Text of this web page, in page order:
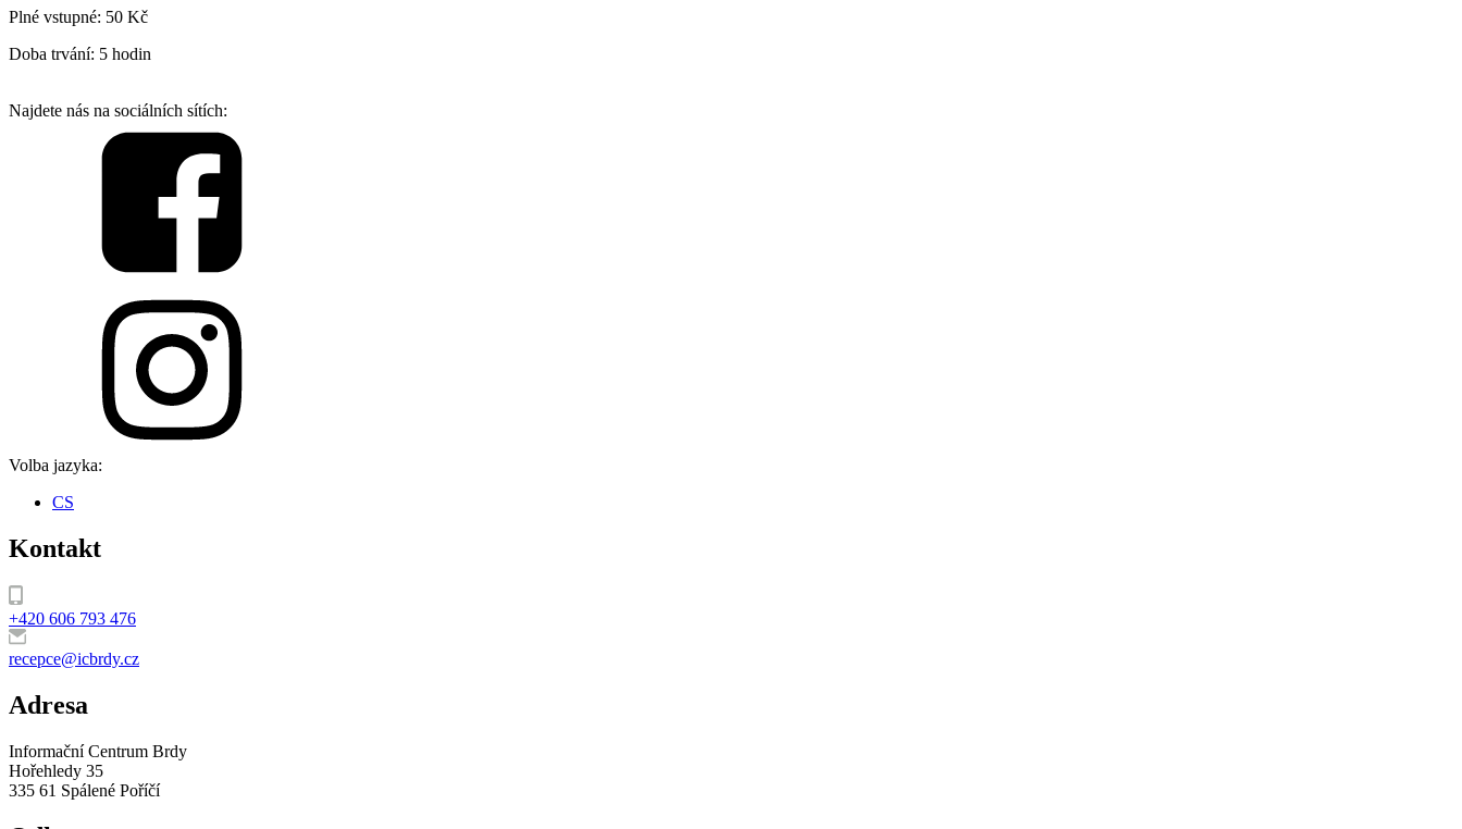
Plné vstupné: 50 Kč
Doba trvání: 5 hodin
Najdete nás na sociálních sítích:
Volba jazyka:
CS
Kontakt
+420 606 793 476
recepce@icbrdy.cz
Adresa
Informační Centrum Brdy
Hořehledy 35
335 61 Spálené Poříčí